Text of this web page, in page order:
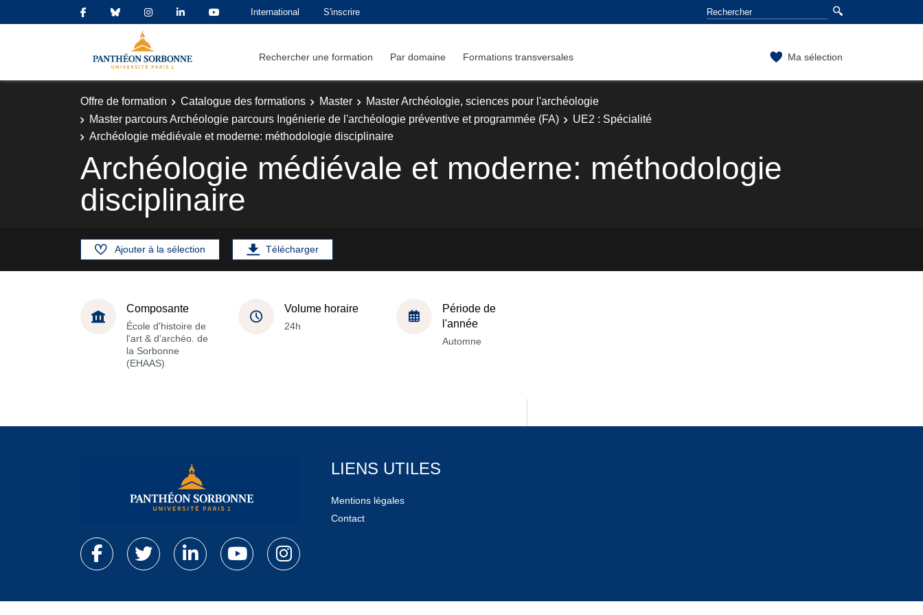
International S'inscrire
Rechercher une formation Par domaine Formations transversales Ma sélection
Offre de formation Catalogue des formations Master
Master Archéologie, sciences pour l'archéologie
Master parcours Archéologie parcours Ingénierie de l'archéologie préventive et programmée (FA)
UE2 : Spécialité
Archéologie médiévale et moderne: méthodologie disciplinaire
Archéologie médiévale et moderne: méthodologie
disciplinaire
Ajouter à la sélection Télécharger
Composante
École d'histoire de
l'art & d'archéo. de
la Sorbonne
(EHAAS)
Volume horaire
24h
Période de
l'année
Automne
LIENS UTILES
Mentions légales
Contact